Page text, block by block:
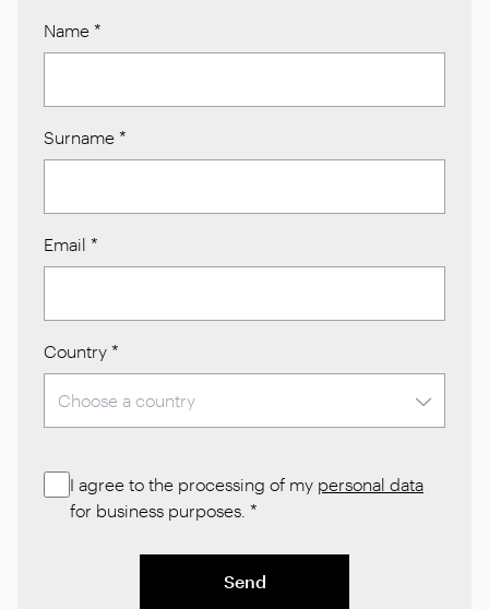
Name *
Surname *
Email *
Country *
I agree to the processing of my personal data
for business purposes. *
Send